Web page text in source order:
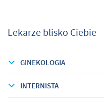
Lekarze blisko Ciebie
GINEKOLOGIA
INTERNISTA